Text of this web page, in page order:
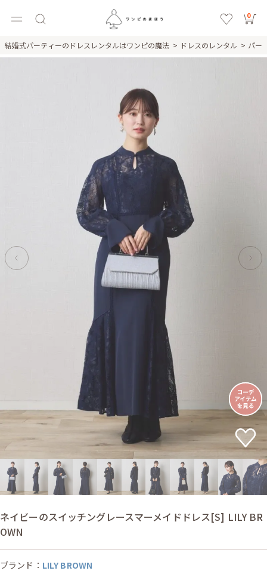
0
結婚式パーティーのドレスレンタルはワンピの魔法 ドレスのレンタル パー
ネイビーのスイッチングレースマーメイドドレス[S] LILY BR
OWN
ブランド： LILY BROWN